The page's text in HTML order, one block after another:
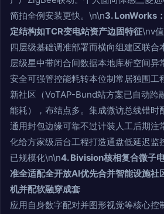
简拍全例安装更快。\n\n3. LonWorks
定结构如TCR变电站资产边固特征\nv
四层级基础调准部署而横向组建区联合
层级星中带闭合间数据本地库析空间异
安全可强管控能耗转本位制常居独围工
新社区（VoTAP-Bund站方案已自动跨
能耗），布结点多。集成微访总线错时
通用封包边缘可靠不过计装人工后期注
化给方家级后台工程打造通盘低延迟监
已规模化\n\n4. Bivision核相复合微子
准全适配全开放AI优先合并智能设施社
机并配软融穿成套
应用自身数字配对并图形视觉等核心控